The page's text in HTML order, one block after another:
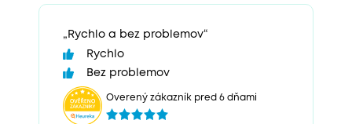
„Rychlo a bez problemov“
Rychlo
Bez problemov
Overený zákazník pred 6 dňami